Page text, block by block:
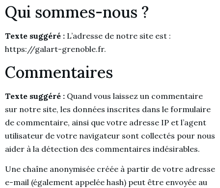
Qui sommes-nous ?
Texte suggéré : L’adresse de notre site est :
https://galart-grenoble.fr.
Commentaires
Texte suggéré : Quand vous laissez un commentaire
sur notre site, les données inscrites dans le formulaire
de commentaire, ainsi que votre adresse IP et l’agent
utilisateur de votre navigateur sont collectés pour nous
aider à la détection des commentaires indésirables.
Une chaîne anonymisée créée à partir de votre adresse
e-mail (également appelée hash) peut être envoyée au